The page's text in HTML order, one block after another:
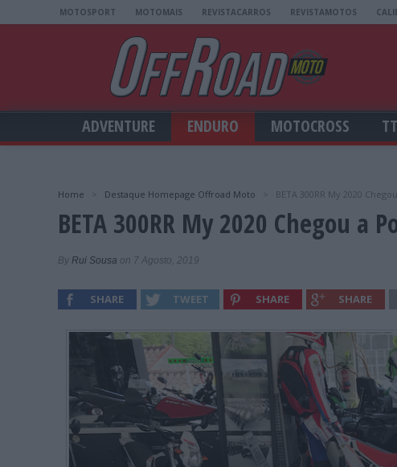
MOTOSPORT MOTOMAIS REVISTACARROS REVISTAMOTOS
ADVENTURE ENDURO MOTOCROSS TT
Home Destaque Homepage Offroad Moto BETA 300RR My 2020
BETA 300RR My 2020 Chegou a
By Rui Sousa on 7 Agosto, 2019
SHARE TWEET SHARE SHARE